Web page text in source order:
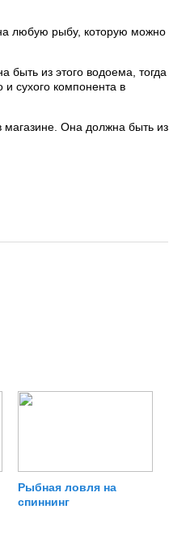
любую рыбу, которую можно
из этого водоема, тогда
сухого компонента в
магазине. Она должна быть из
Рыбная ловля на
спиннинг